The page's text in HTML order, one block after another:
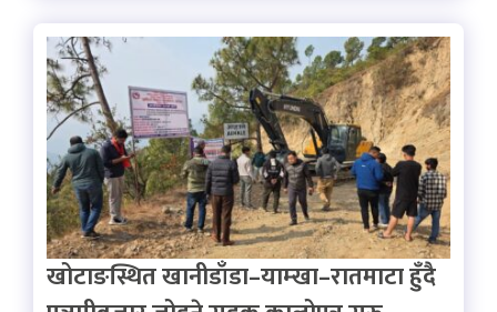
खोटाङस्थित खानीडाँडा–याम्खा–रातमाटा हुँदै